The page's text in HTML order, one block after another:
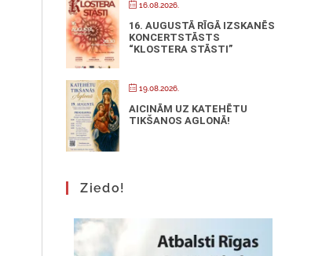
16.08.2026.
16. AUGUSTĀ RĪGĀ IZSKANĒS
KONCERTSTĀSTS
“KLOSTERA STĀSTI”
19.08.2026.
AICINĀM UZ KATEHĒTU
TIKŠANOS AGLONĀ!
Ziedo!